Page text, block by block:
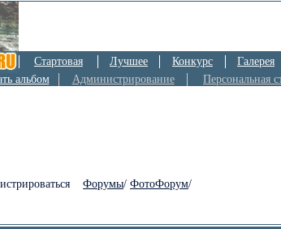
Стартовая Лучшее Конкурс Галерея
альбом Администрирование Персональная
Форумы/ ФотоФорум/